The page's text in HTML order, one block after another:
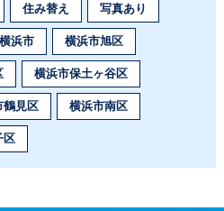
住み替え 写真あり
横浜市 横浜市旭区
横浜市保土ヶ谷区
鶴見区 横浜市南区
区